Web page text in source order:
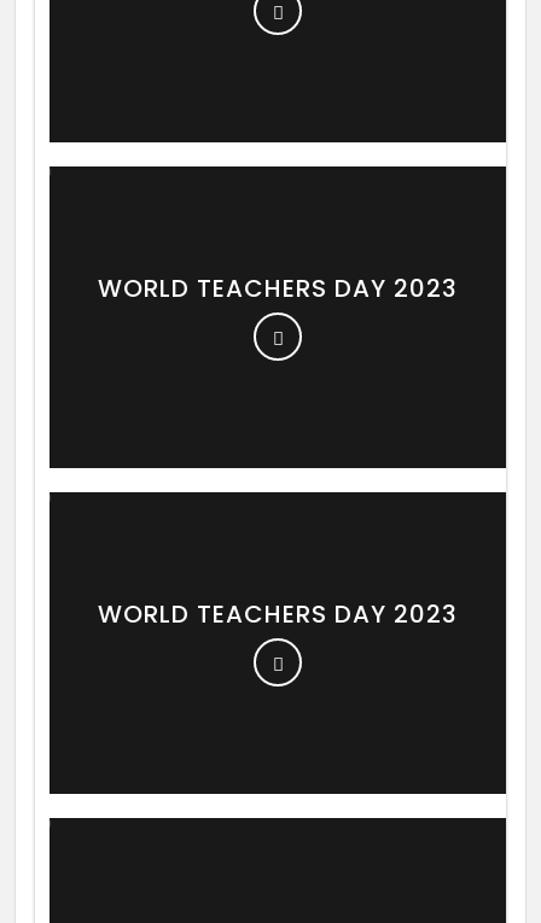
WORLD TEACHERS DAY 2023
WORLD TEACHERS DAY 2023